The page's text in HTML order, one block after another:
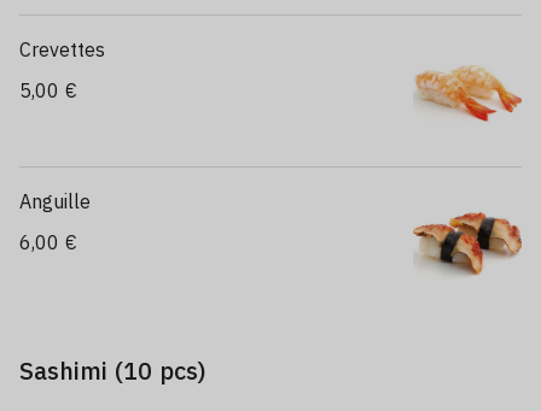
Crevettes
5,00 €
Anguille
6,00 €
Sashimi (10 pcs)